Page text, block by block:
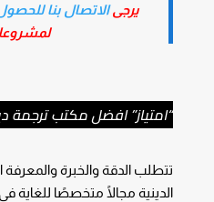
يرجىالاتصال بنا
“امتياز” افضل مكتب
تتطلب الدقة والخبرة والمعرفة
الدينية مجالًا متخصصًا للغاية